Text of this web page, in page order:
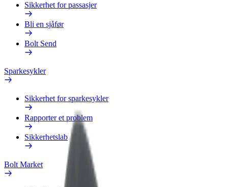
Sikkerhet for passasjer
Bli en sjåfør
Bolt Send
Sparkesykler
Sikkerhet for sparkesykler
Rapporter et problem
Sikkerhetslab
Bolt Market